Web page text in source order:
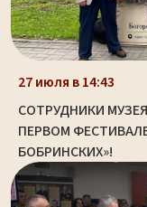
27 июля в 14:43
СОТРУДНИКИ
ПЕРВОМ
БОБРИНСКИХ»!